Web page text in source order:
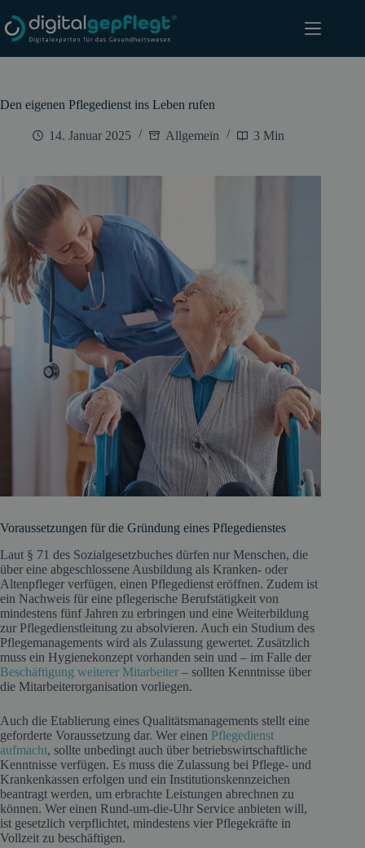
Inhalt
springen
Den eigenen Pflegedienst ins Leben rufen
14. Januar 2025 Allgemein 3 Min
Voraussetzungen für die Gründung eines Pflegedienstes
Laut § 71 des Sozialgesetzbuches dürfen nur Menschen, die
über eine abgeschlossene Ausbildung als Kranken- oder
Altenpfleger verfügen, einen Pflegedienst eröffnen. Zudem ist
ein Nachweis für eine pflegerische Berufstätigkeit von
mindestens fünf Jahren zu erbringen und eine Weiterbildung
zur Pflegedienstleitung zu absolvieren. Auch ein Studium des
Pflegemanagements wird als Zulassung gewertet. Zusätzlich
muss ein Hygienekonzept vorhanden sein und – im Falle der
Beschäftigung weiterer Mitarbeiter – sollten Kenntnisse über
die Mitarbeiterorganisation vorliegen.
Auch die Etablierung eines Qualitätsmanagements stellt eine
geforderte Voraussetzung dar. Wer einen Pflegedienst
aufmacht, sollte unbedingt auch über betriebswirtschaftliche
Kenntnisse verfügen. Es muss die Zulassung bei Pflege- und
Krankenkassen erfolgen und ein Institutionskennzeichen
beantragt werden, um erbrachte Leistungen abrechnen zu
können. Wer einen Rund-um-die-Uhr Service anbieten will,
ist gesetzlich verpflichtet, mindestens vier Pflegekräfte in
Vollzeit zu beschäftigen.